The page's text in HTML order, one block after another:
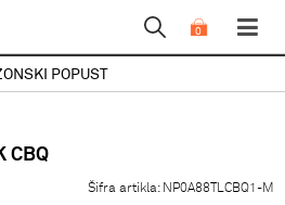
0
POPUST
CBQ
Šifra artikla: NP0A88TLCBQ1-M